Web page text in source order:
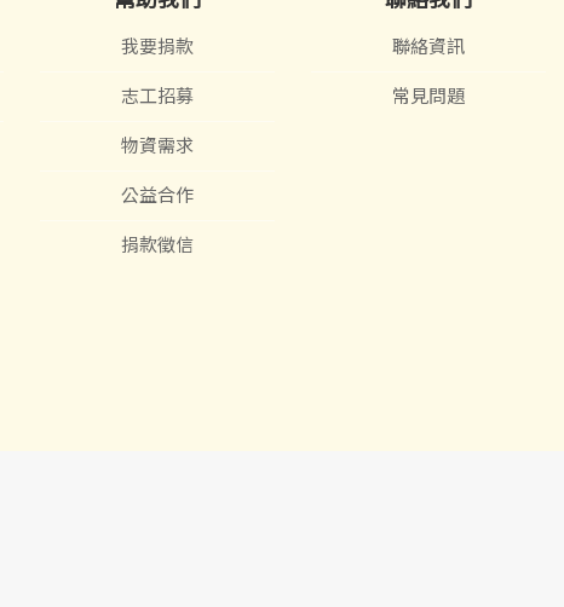
我要捐款
志工招募
物資需求
公益合作
捐款徵信
聯絡資訊
常見問題